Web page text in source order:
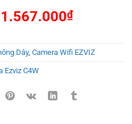
Giá
là:
1.959.000₫.
1.567.000₫Giá
tại
là:
Dây, Camera Wifi EZVIZ
Ezviz C4W